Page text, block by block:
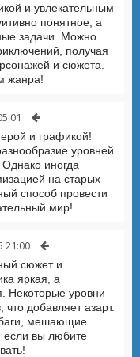
и увлекательным
понятное, а
задачи. Можно
получая
и сюжета.
жанра!
и графикой!
уровней
Однако иногда
на старых
способ провести
мир!
21:00
сюжет и
яркая, а
Некоторые уровни
что добавляет азарт.
баги, мешающие
если вы любите